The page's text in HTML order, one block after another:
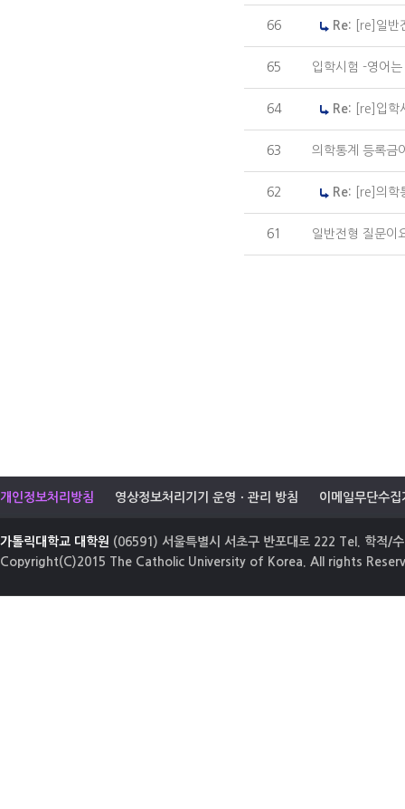
66 Re: [re]일반
65 입학시험 -영어
64 Re: [re]입학
63 의학통계 등록금
62 Re: [re]의학
61 일반전형 질문이
개인정보처리방침 영상정보처리기기 운영ㆍ관리 방침 이메일무단수집
가톨릭대학교 대학원 (06591) 서울특별시 서초구 반포대로 222 Tel. 학적/
Copyright(C)2015 The Catholic University of Korea. All rights